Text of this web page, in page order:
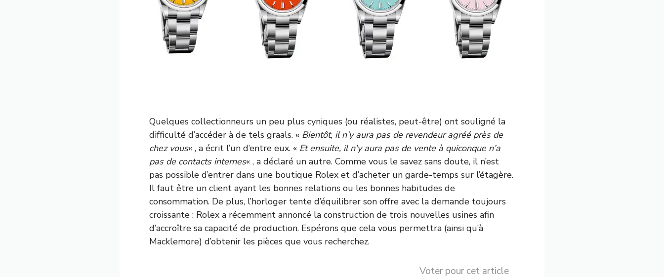
Quelques collectionneurs un peu plus cyniques (ou réalistes, peut-être) ont souligné la
difficulté d’accéder à de tels graals. « Bientôt, il n’y aura pas de revendeur agréé près de
chez vous« , a écrit l’un d’entre eux. « Et ensuite, il n’y aura pas de vente à quiconque n’a
pas de contacts internes« , a déclaré un autre. Comme vous le savez sans doute, il n’est
pas possible d’entrer dans une boutique Rolex et d’acheter un garde-temps sur l’étagère.
Il faut être un client ayant les bonnes relations ou les bonnes habitudes de
consommation. De plus, l’horloger tente d’équilibrer son offre avec la demande toujours
croissante : Rolex a récemment annoncé la construction de trois nouvelles usines afin
d’accroître sa capacité de production. Espérons que cela vous permettra (ainsi qu’à
Macklemore) d’obtenir les pièces que vous recherchez.
Voter pour cet article